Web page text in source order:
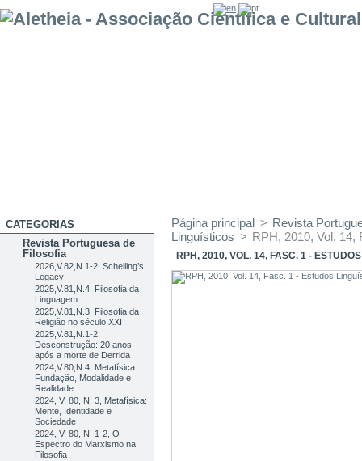
CATEGORIAS
Revista Portuguesa de
Filosofia
2026,V.82,N.1-2, Schelling’s
Legacy
2025,V.81,N.4, Filosofia da
Linguagem
2025,V.81,N.3, Filosofia da
Religião no século XXI
2025,V.81,N.1-2,
Desconstrução: 20 anos
após a morte de Derrida
2024,V.80,N.4, Metafísica:
Fundação, Modalidade e
Realidade
2024, V. 80, N. 3, Metafísica:
Mente, Identidade e
Sociedade
2024, V. 80, N. 1-2, O
Espectro do Marxismo na
Filosofia
Página principal > Revista
Linguísticos > RPH, 2010, Vol.
RPH, 2010, VOL. 14, FASC. 1 -